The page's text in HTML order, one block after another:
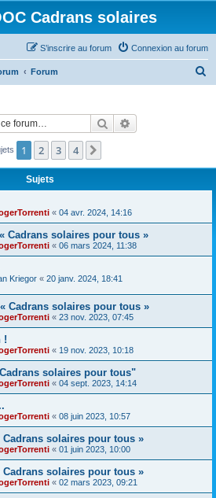
Cadrans solaires
Connexion au forum
S’inscrire au forum
Forum
e
Rechercher
1 2 3 4
Sujets
« 04 avr. 2024, 14:16
Cadrans solaires pour tous »
« 06 mars 2024, 11:38
Kriegor « 20 janv. 2024, 18:41
Cadrans solaires pour tous »
« 23 nov. 2023, 07:45
!
« 19 nov. 2023, 10:18
solaires pour tous"
« 04 sept. 2023, 14:14
« 08 juin 2023, 10:57
Cadrans solaires pour tous »
« 01 juin 2023, 10:00
Cadrans solaires pour tous »
« 02 mars 2023, 09:21